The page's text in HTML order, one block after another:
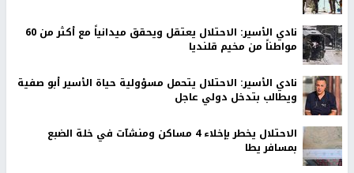
نادي الأسير: الاحتلال يعتقل ويحقق ميدانياً مع أكثر من 60
مواطناً من مخيم قلنديا
نادي الأسير: الاحتلال يتحمل مسؤولية حياة الأسير أبو صفية
ويطالب بتدخل دولي عاجل
الاحتلال يخطر بإخلاء 4 مساكن ومنشآت في خلة الضبع
بمسافر يطا